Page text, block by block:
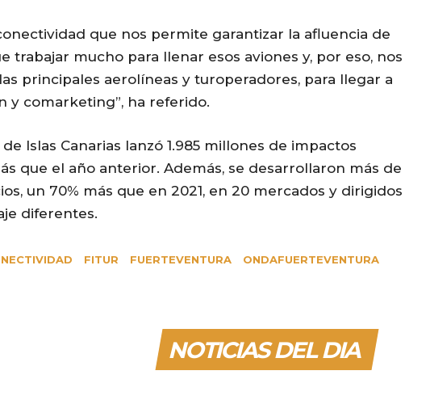
que nos permite garantizar la afluencia de
trabajar mucho para llenar esos aviones y, por eso, nos
principales aerolíneas y turoperadores, para llegar a
y comarketing”, ha referido.
Islas Canarias lanzó 1.985 millones de impactos
que el año anterior. Además, se desarrollaron más de
un 70% más que en 2021, en 20 mercados y dirigidos
diferentes.
FITUR FUERTEVENTURA
ONDAFUERTEVENTURA
NOTICIAS DEL DIA